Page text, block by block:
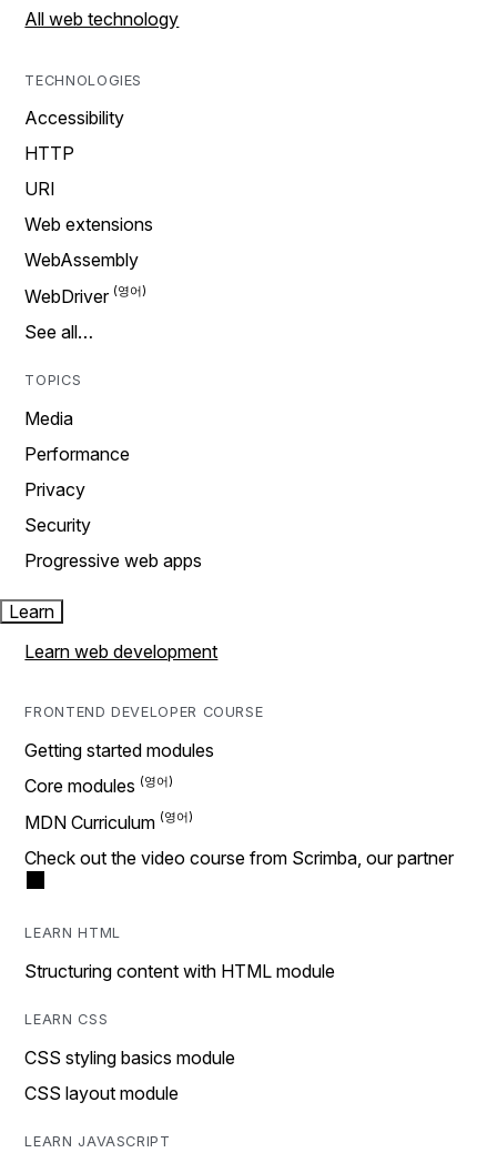
All web technology
TECHNOLOGIES
Accessibility
HTTP
URI
Web extensions
WebAssembly
WebDriver
See all…
TOPICS
Media
Performance
Privacy
Security
Progressive web apps
Learn
Learn web development
FRONTEND DEVELOPER COURSE
Getting started modules
Core modules
MDN Curriculum
Check out the video course from Scrimba, our partner
LEARN HTML
Structuring content with HTML module
LEARN CSS
CSS styling basics module
CSS layout module
LEARN JAVASCRIPT